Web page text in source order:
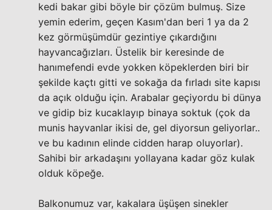
kedi bakar gibi böyle bir çözüm bulmuş. Size
yemin ederim, geçen Kasım'dan beri 1 ya da 2
kez görmüşümdür gezintiye çıkardığını
hayvancağızları. Üstelik bir keresinde de
hanımefendi evde yokken köpeklerden biri bir
şekilde kaçtı gitti ve sokağa da fırladı site kapısı
da açık olduğu için. Arabalar geçiyordu bi dünya
ve gidip biz kucaklayıp binaya soktuk (çok da
munis hayvanlar ikisi de, gel diyorsun geliyorlar..
ve bu kadının elinde cidden harap oluyorlar).
Sahibi bir arkadaşını yollayana kadar göz kulak
olduk köpeğe.
Balkonumuz var, kakalara üşüşen sinekler